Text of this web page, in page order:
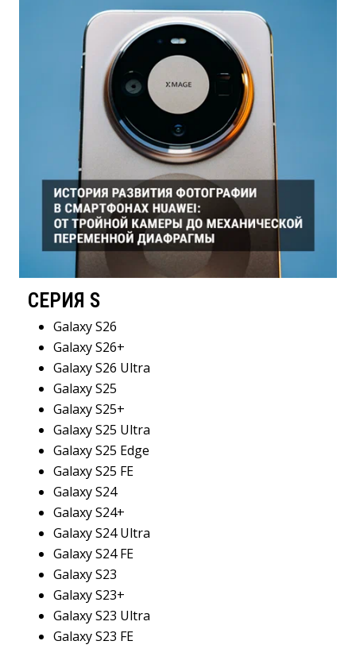
СЕРИЯ S
Galaxy S26
Galaxy S26+
Galaxy S26 Ultra
Galaxy S25
Galaxy S25+
Galaxy S25 Ultra
Galaxy S25 Edge
Galaxy S25 FE
Galaxy S24
Galaxy S24+
Galaxy S24 Ultra
Galaxy S24 FE
Galaxy S23
Galaxy S23+
Galaxy S23 Ultra
Galaxy S23 FE